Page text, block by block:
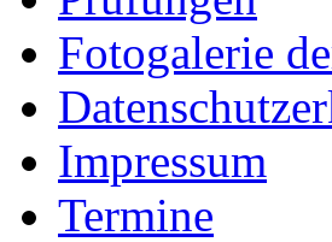
Fotogalerie
Impressum
Termine